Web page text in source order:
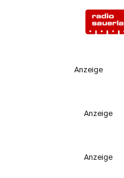
Anzeige
Anzeige
Anzeige